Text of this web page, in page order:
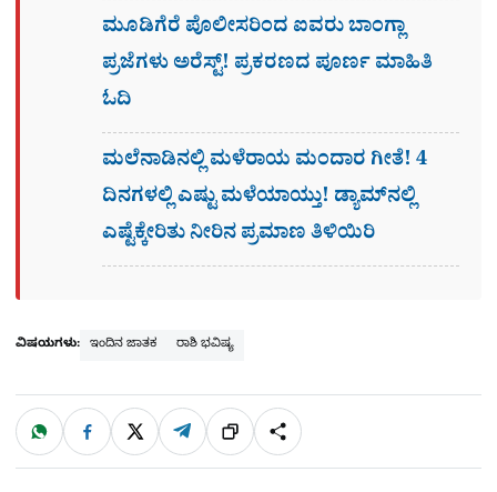
ಮೂಡಿಗೆರೆ ಪೊಲೀಸರಿಂದ ಐವರು ಬಾಂಗ್ಲಾ
ಪ್ರಜೆಗಳು ಅರೆಸ್ಟ್! ಪ್ರಕರಣದ ಪೂರ್ಣ ಮಾಹಿತಿ
ಓದಿ
ಮಲೆನಾಡಿನಲ್ಲಿ ಮಳೆರಾಯ ಮಂದಾರ ಗೀತೆ! 4
ದಿನಗಳಲ್ಲಿ ಎಷ್ಟು ಮಳೆಯಾಯ್ತು! ಡ್ಯಾಮ್​ನಲ್ಲಿ
ಎಷ್ಟೆಕ್ಕೇರಿತು ನೀರಿನ ಪ್ರಮಾಣ ತಿಳಿಯಿರಿ
ವಿಷಯಗಳು: ಇಂದಿನ ಜಾತಕ ರಾಶಿ ಭವಿಷ್ಯ
ಹಂಚಿಕೊಳ್ಳಿ
W
a
t
F
c
e
X T
l
e
ಲಿಂ
ಕ್
S
h